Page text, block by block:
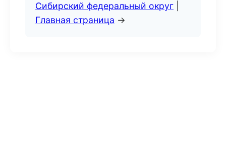
Сибирский федеральный округ
Главная страница →